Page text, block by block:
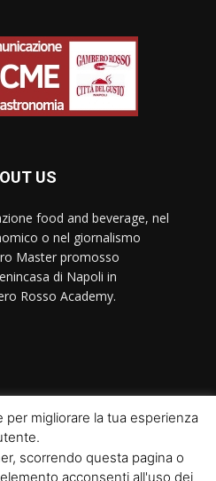
US
food and beverage, nel
o nel giornalismo
Master promosso
di Napoli in
Rosso Academy.
by TagDiv
migliorare la tua esperienza
scorrendo questa pagina o
acconsenti all'uso dei